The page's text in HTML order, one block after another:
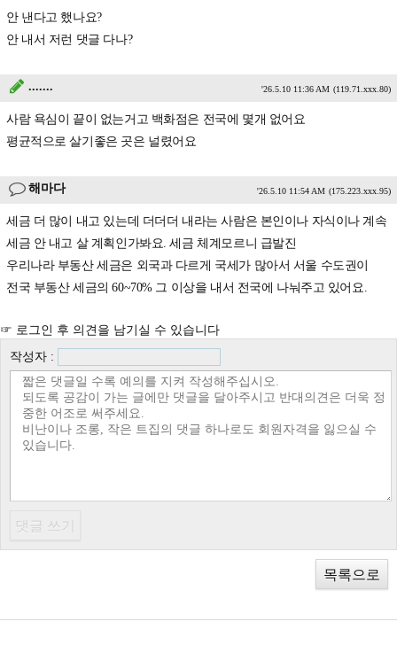
안 낸다고 했나요?
안 내서 저런 댓글 다나?
....... '26.5.10 11:36 AM (119.71.xxx.80)
사람 욕심이 끝이 없는거고 백화점은 전국에 몇개 없어요
평균적으로 살기좋은 곳은 널렸어요
해마다 '26.5.10 11:54 AM (175.223.xxx.95)
세금 더 많이 내고 있는데 더더더 내라는 사람은 본인이나 자식이나 계속
세금 안 내고 살 계획인가봐요. 세금 체계모르니 급발진
우리나라 부동산 세금은 외국과 다르게 국세가 많아서 서울 수도권이
전국 부동산 세금의 60~70% 그 이상을 내서 전국에 나눠주고 있어요.
☞ 로그인 후 의견을 남기실 수 있습니다
작성자 :
목록으로